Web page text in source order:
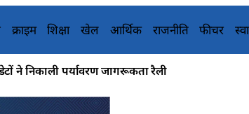
क्राइम शिक्षा खेल आर्थिक राजनीति फीचर
ने निकाली पर्यावरण जागरूकता रैली